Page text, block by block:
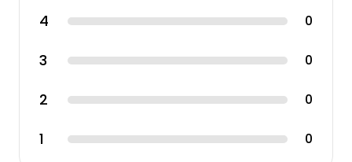
4 0
3 0
2 0
1 0